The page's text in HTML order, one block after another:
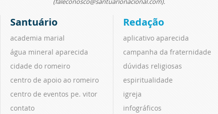
Santuário
academia marial
água mineral aparecida
cidade do romeiro
centro de apoio ao romeiro
centro de eventos pe. vitor
contato
Redação
aplicativo aparecida
campanha da fraternidade
dúvidas religiosas
espiritualidade
igreja
infográficos